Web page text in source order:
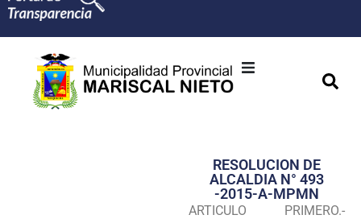
Transparencia
Seguridad
RESOLUCION DE
ALCALDIA N° 493
-2015-A-MPMN
ARTICULO PRIMERO.-